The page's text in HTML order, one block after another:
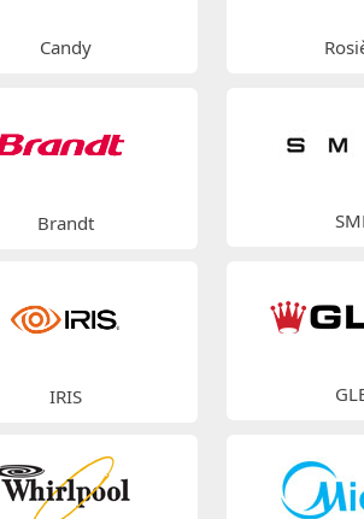
Candy
Brandt
IRIS